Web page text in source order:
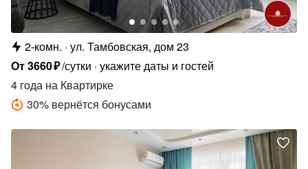
2-комн. ул. Тамбовская, дом 23
От3660₽/сутки укажите даты и гостей
4 года на Квартирке
30% вернётся бонусами